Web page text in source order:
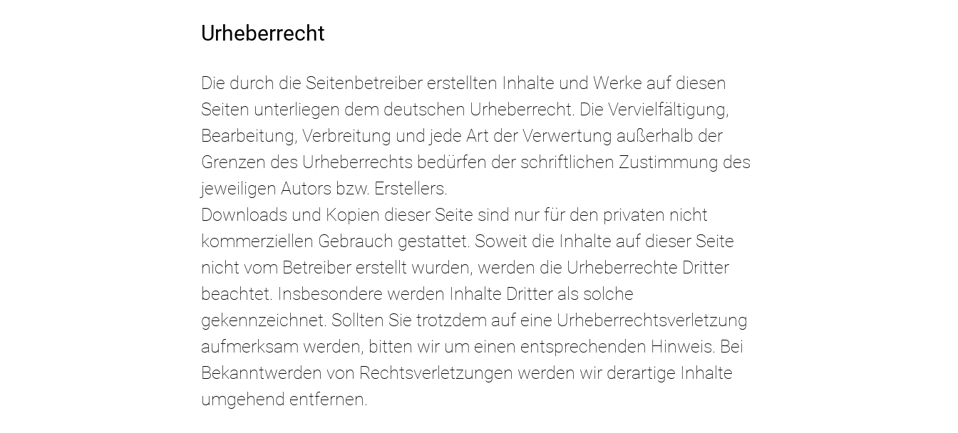
Urheberrecht
Die durch die Seitenbetreiber erstellten Inhalte und Werke auf diesen
Seiten unterliegen dem deutschen Urheberrecht. Die Vervielfältigung,
Bearbeitung, Verbreitung und jede Art der Verwertung außerhalb der
Grenzen des Urheberrechts bedürfen der schriftlichen Zustimmung des
jeweiligen Autors bzw. Erstellers.
Downloads und Kopien dieser Seite sind nur für den privaten nicht
kommerziellen Gebrauch gestattet. Soweit die Inhalte auf dieser Seite
nicht vom Betreiber erstellt wurden, werden die Urheberrechte Dritter
beachtet. Insbesondere werden Inhalte Dritter als solche
gekennzeichnet. Sollten Sie trotzdem auf eine Urheberrechtsverletzung
aufmerksam werden, bitten wir um einen entsprechenden Hinweis. Bei
Bekanntwerden von Rechtsverletzungen werden wir derartige Inhalte
umgehend entfernen.